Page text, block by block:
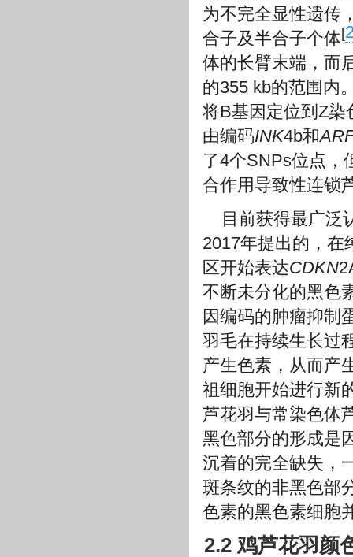
为不完全显性遗传
合子及半合子个体[
体的长臂末端，而
的355 kb的范围内
将B基因定位到Z染
由编码INK4b和
了4个SNPs位点，
合作用导致性连锁
目前获得最广泛
2017年提出的，在
区开始表达CDKN
不断未分化的黑色
因编码的肿瘤抑制
羽毛在持续生长过
产生色素，从而产
祖细胞开始进行新
芦花羽与常染色体
黑色部分的形成是
沉着的完全缺失，
斑条纹的非黑色部
色素的黑色素细胞
2.2 鸡芦花羽颜